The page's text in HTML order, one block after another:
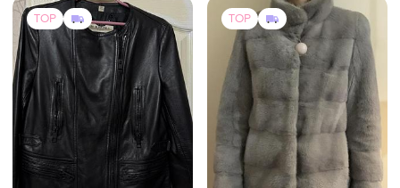
TOP TOP